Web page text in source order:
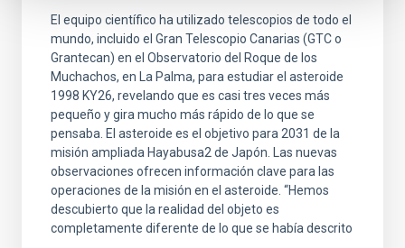
El equipo científico ha utilizado telescopios de todo el
mundo, incluido el Gran Telescopio Canarias (GTC o
Grantecan) en el Observatorio del Roque de los
Muchachos, en La Palma, para estudiar el asteroide
1998 KY26, revelando que es casi tres veces más
pequeño y gira mucho más rápido de lo que se
pensaba. El asteroide es el objetivo para 2031 de la
misión ampliada Hayabusa2 de Japón. Las nuevas
observaciones ofrecen información clave para las
operaciones de la misión en el asteroide. “Hemos
descubierto que la realidad del objeto es
completamente diferente de lo que se había descrito